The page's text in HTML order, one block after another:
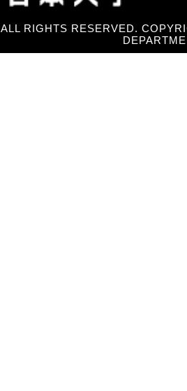
ALL RIGHTS RESERVED.